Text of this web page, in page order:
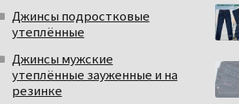
Джинсы подростковые
утеплённые
Джинсы мужские
утеплённые зауженные и на
резинке